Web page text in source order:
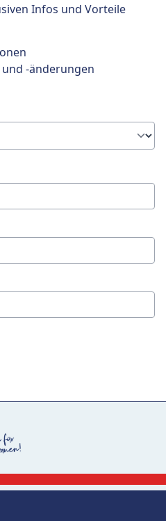
Infos und Vorteile
-änderungen